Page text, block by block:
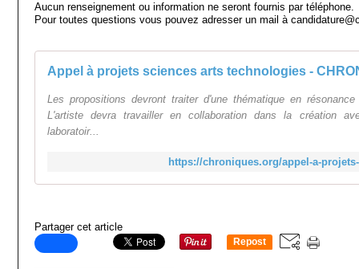
Aucun renseignement ou information ne seront fournis par téléphone.
Pour toutes questions vous pouvez adresser un mail à
Les propositions devront traiter d'une thématique en
L'artiste devra travailler en collaboration dans la création
laboratoir...
https://chroniques.org/appel-a-
Partager cet article
Repost